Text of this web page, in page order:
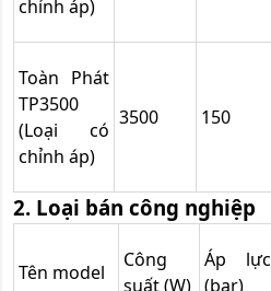
chỉnh áp)
Toàn Phát
TP3500
(Loại có
chỉnh áp)
3500 150
2. Loại bán công nghiệp
Tên model
Công
suất (W)
Áp lực
(bar)